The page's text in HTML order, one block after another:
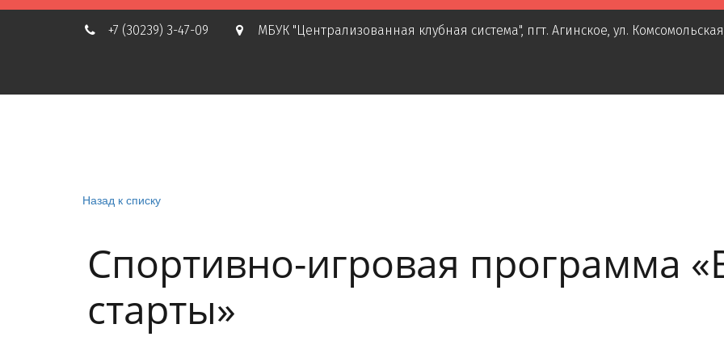
+7 (30239) 3-47-09 МБУК "Централизованная клубная система", пгт. Агинское, ул.
Назад к списку
Спортивно-игровая программа
старты»